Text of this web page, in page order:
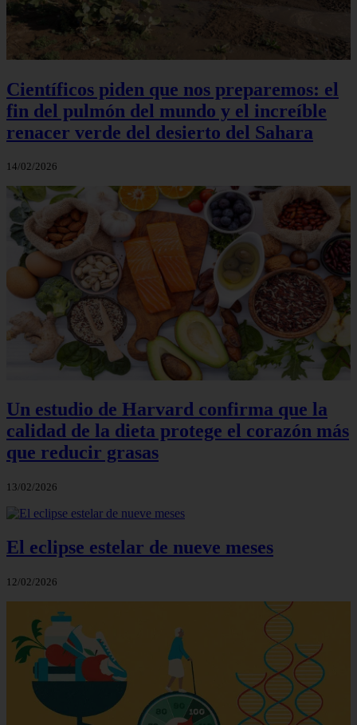
Científicos piden que nos preparemos: el
fin del pulmón del mundo y el increíble
renacer verde del desierto del Sahara
14/02/2026
Un estudio de Harvard confirma que la
calidad de la dieta protege el corazón más
que reducir grasas
13/02/2026
El eclipse estelar de nueve meses
12/02/2026